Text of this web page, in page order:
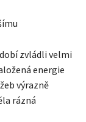
zvládli velmi
energie
výrazně
rázná